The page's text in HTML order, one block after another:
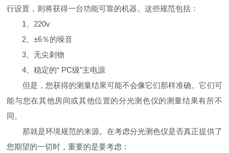
行设置，则将获得一台功能可靠的机器。这些规范包括：
1、220v
2、±6％的噪音
3、无尖刺物
4、稳定的“ PC级”主电源
但是，您获得的测量结果可能不会像它们那样准确。它们可
能与您在其他房间或其他位置的分光测色仪的测量结果有所不
同。
那就是环境规范的来源。在考虑分光测色仪是否真正提供了
您期望的一切时，重要的是要考虑：